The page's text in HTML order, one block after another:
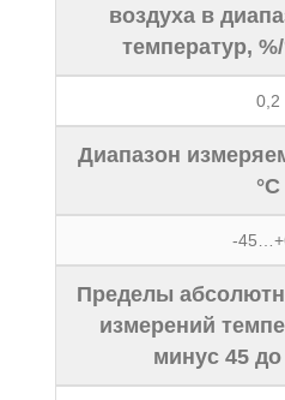
воздуха в
температур,
0,2
Диапазон
°С
-
Пределы
измерений
минус 45